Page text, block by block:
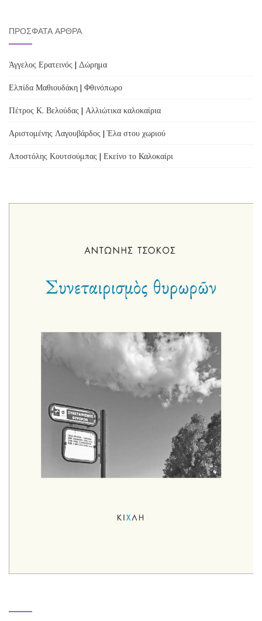
ΠΡΌΣΦΑΤΑ ΆΡΘΡΑ
Άγγελος Ερατεινός | Δώρημα
Ελπίδα Μαθιουδάκη | Φθινόπωρο
Πέτρος Κ. Βελούδας | Αλλιώτικα καλοκαίρια
Αριστομένης Λαγουβάρδος | Έλα στου χωριού
Αποστόλης Κουτσούμπας | Εκείνο το Καλοκαίρι